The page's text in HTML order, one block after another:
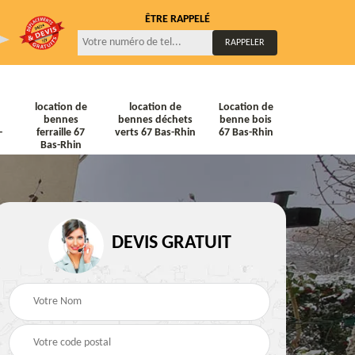
ÊTRE RAPPELÉ
location de
bennes
ferraille 67
Bas-Rhin
location de
bennes déchets
verts 67 Bas-Rhin
Location de
benne bois
67 Bas-Rhin
Location de bennes à
gravats 67 Bas-Rhin
Location de bennes
Tout venant 67 Bas-
DEVIS GRATUIT